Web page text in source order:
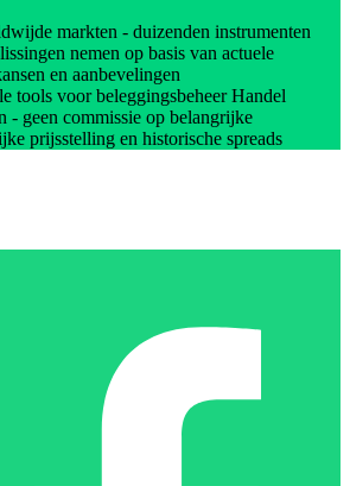
markten - duizenden instrumenten
nemen op basis van actuele
en aanbevelingen
tools voor beleggingsbeheer Handel
- geen commissie op belangrijke
prijsstelling en historische spreads